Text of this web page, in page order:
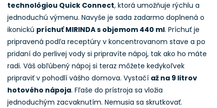
technológiou Quick Connect, ktorá umožňuje rýchlu a
jednoduchú výmenu. Navyše je sada zadarmo doplnená o
ikonickú príchuť MIRINDA s objemom 440 ml. Príchuť je
pripravená podľa receptúry v koncentrovanom stave a po
pridaní do perlivej vody si pripravíte nápoj, tak ako ho máte
radi. Váš obľúbený nápoj si teraz môžete kedykoľvek
pripraviť v pohodlí vášho domova. Vystačí až na 9 litrov
hotového nápoja. Fľaše do prístroja sa vložia
jednoduchým zacvaknutím. Nemusia sa skrutkovať.